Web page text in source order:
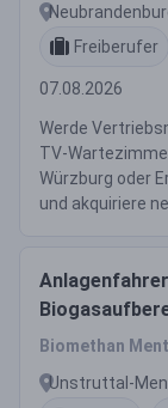
Freiberufer
07.08.2026
Werde
TV-
Würzburg oder
und akquiriere
Biomethan
Unstruttal-